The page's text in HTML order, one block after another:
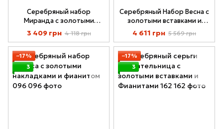
Серебряный набор
Миранда с золотыми
вставками и Фианитом 192
3 409 грн 4 118 грн
Серебряный Набор Весна с
золотыми вставками и
Натуральной Бирюзой
169гарн
4 611 грн 5 569 грн
−17%
3
−17%
3